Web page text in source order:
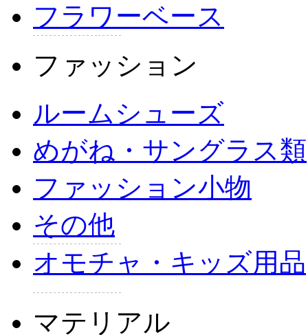
フラワーベース
ファッション
ルームシューズ
めがね・サングラス類
ファッション小物
その他
オモチャ・キッズ用品
マテリアル